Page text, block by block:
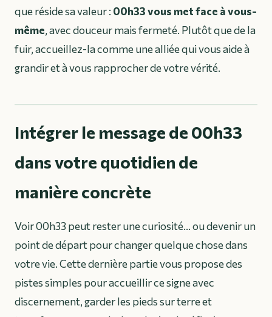
que réside sa valeur : 00h33 vous met face à vous-
même, avec douceur mais fermeté. Plutôt que de la
fuir, accueillez-la comme une alliée qui vous aide à
grandir et à vous rapprocher de votre vérité.
Intégrer le message de 00h33
dans votre quotidien de
manière concrète
Voir 00h33 peut rester une curiosité… ou devenir un
point de départ pour changer quelque chose dans
votre vie. Cette dernière partie vous propose des
pistes simples pour accueillir ce signe avec
discernement, garder les pieds sur terre et